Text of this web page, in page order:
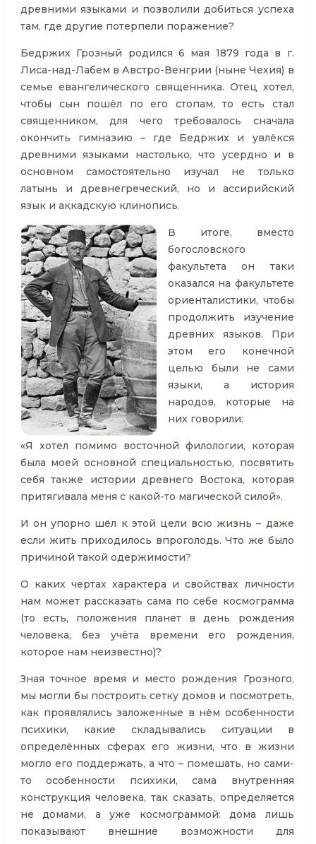
древними языками и позволили добиться успеха
там, где другие потерпели поражение?
Бедржих Грозный родился 6 мая 1879 года в г.
Лиса-над-Лабем в Австро-Венгрии (ныне Чехия) в
семье евангелического священника. Отец хотел,
чтобы сын пошёл по его стопам, то есть стал
священником, для чего требовалось сначала
окончить гимназию – где Бедржих и увлёкся
древними языками настолько, что усердно и в
основном самостоятельно изучал не только
латынь и древнегреческий, но и ассирийский
язык и аккадскую клинопись.
В итоге, вместо
богословского
факультета он таки
оказался на факультете
ориенталистики, чтобы
продолжить изучение
древних языков. При
этом его конечной
целью были не сами
языки, а история
народов, которые на
них говорили:
«Я хотел помимо восточной филологии, которая
была моей основной специальностью, посвятить
себя также истории древнего Востока, которая
притягивала меня с какой-то магической силой».
И он упорно шёл к этой цели всю жизнь – даже
если жить приходилось впроголодь. Что же было
причиной такой одержимости?
О каких чертах характера и свойствах личности
нам может рассказать сама по себе космограмма
(то есть, положения планет в день рождения
человека, без учёта времени его рождения,
которое нам неизвестно)?
Зная точное время и место рождения Грозного,
мы могли бы построить сетку домов и посмотреть,
как проявлялись заложенные в нём особенности
психики, какие складывались ситуации в
определённых сферах его жизни, что в жизни
могло его поддержать, а что – помешать, но сами-
то особенности психики, сама внутренняя
конструкция человека, так сказать, определяется
не домами, а уже космограммой: дома лишь
показывают внешние возможности для